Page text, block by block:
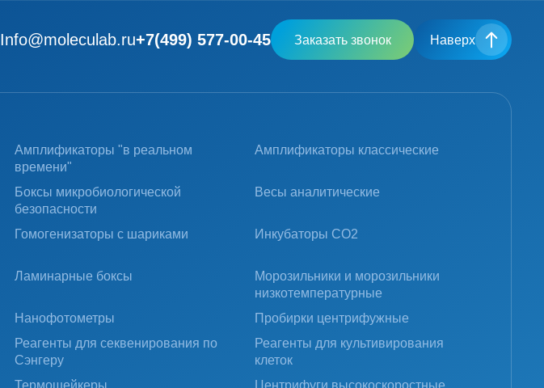
Info@moleculab.ru+7(499) 577-00-45 Заказать звонок Наверх
Амплификаторы "в реальном
времени"
Амплификаторы классические
Боксы микробиологической
безопасности
Весы аналитические
Гомогенизаторы с шариками Инкубаторы CO2
Ламинарные боксы
Морозильники и морозильники
низкотемпературные
Нанофотометры
Пробирки центрифужные
Реагенты для секвенирования по
Сэнгеру
Реагенты для культивирования
клеток
Термошейкеры Центрифуги высокоскоростные